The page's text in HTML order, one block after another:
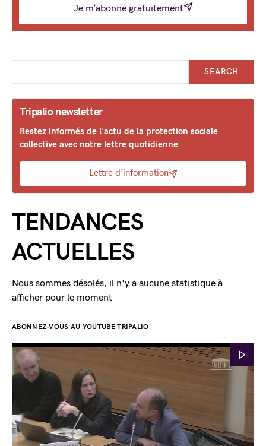
Je m’abonne gratuitement
SEARCH
Tripalio newsletter
Restez informés de l'actu de la protection sociale
collective avec notre lettre quotidienne
Lettre d'information
TENDANCES
ACTUELLES
Nous sommes désolés, il n'y a aucune statistique à
afficher pour le moment
ABONNEZ-VOUS AU YOUTUBE TRIPALIO